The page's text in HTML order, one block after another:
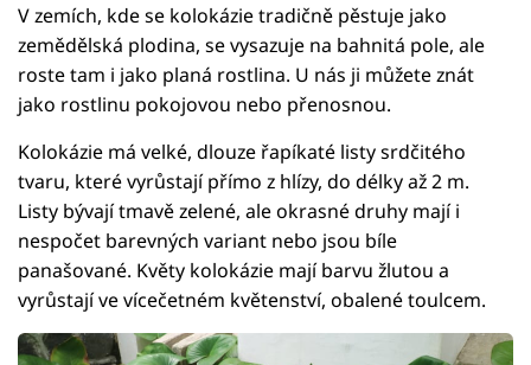
V zemích, kde se kolokázie tradičně pěstuje jako
zemědělská plodina, se vysazuje na bahnitá pole, ale
roste tam i jako planá rostlina. U nás ji můžete znát
jako rostlinu pokojovou nebo přenosnou.
Kolokázie má velké, dlouze řapíkaté listy srdčitého
tvaru, které vyrůstají přímo z hlízy, do délky až 2 m.
Listy bývají tmavě zelené, ale okrasné druhy mají i
nespočet barevných variant nebo jsou bíle
panašované. Květy kolokázie mají barvu žlutou a
vyrůstají ve vícečetném květenství, obalené toulcem.